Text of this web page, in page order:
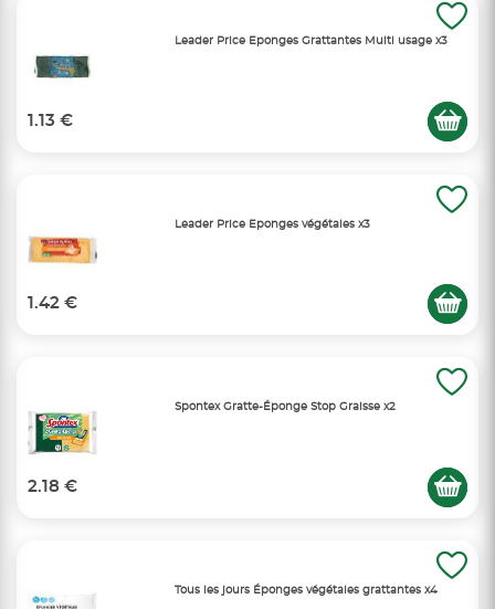
Leader Price Eponges Grattantes Multi usage x3
1.13 €
Leader Price Eponges végétales x3
1.42 €
Spontex Gratte-Éponge Stop Graisse x2
2.18 €
Tous les jours Éponges végétales grattantes x4